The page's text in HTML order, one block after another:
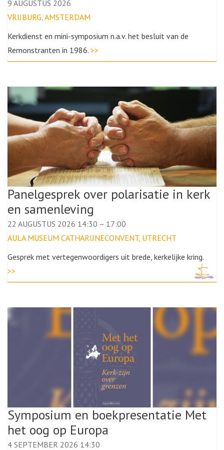
9 AUGUSTUS 2026
VRIJBURG, AMSTERDAM
Kerkdienst en mini-symposium n.a.v. het besluit van de
Remonstranten in 1986. >>
Panelgesprek over polarisatie in kerk
en samenleving
22 AUGUSTUS 2026 14:30 – 17:00
AULA MUSEUM CATHARIJNECONVENT, UTRECHT
Gesprek met vertegenwoordigers uit brede, kerkelijke kring.
>>
Symposium en boekpresentatie Met
het oog op Europa
4 SEPTEMBER 2026 14:30